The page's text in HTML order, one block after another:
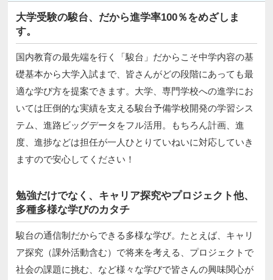
大学受験の駿台、だから進学率100％をめざしま
す。
国内教育の最先端を行く「駿台」だからこそ中学内容の基
礎基本から大学入試まで、皆さんがどの段階にあっても最
適な学び方を提案できます。大学、専門学校への進学にお
いては圧倒的な実績を支える駿台予備学校開発の学習シス
テム、進路ビッグデータをフル活用。もちろん計画、進
度、進捗などは担任が一人ひとりていねいに対応していき
ますので安心してください！
勉強だけでなく、キャリア探究やプロジェクト他、
多種多様な学びのカタチ
駿台の通信制だからできる多様な学び。たとえば、キャリ
ア探究（課外活動含む）で将来を考える、プロジェクトで
社会の課題に挑む、など様々な学びで皆さんの興味関心が